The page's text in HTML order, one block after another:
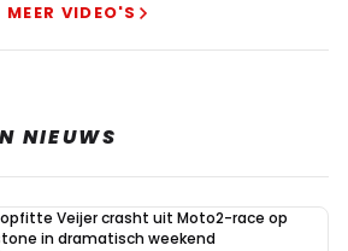
MEER VIDEO'S
NIEUWS
Veijer crasht uit Moto2-race op
in dramatisch weekend